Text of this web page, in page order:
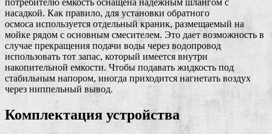
потребителю емкость оснащена надежным шлангом с
насадкой. Как правило, для установки обратного
осмоса используется отдельный краник, размещаемый на
мойке рядом с основным смесителем. Это дает возможность в
случае прекращения подачи воды через водопровод
использовать тот запас, который имеется внутри
накопительной емкости. Чтобы подавать жидкость под
стабильным напором, иногда приходится нагнетать воздух
через ниппельный вывод.
Комплектация устройства